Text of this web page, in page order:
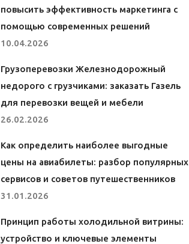
повысить эффективность маркетинга с
помощью современных решений
10.04.2026
Грузоперевозки Железнодорожный
недорого с грузчиками: заказать Газель
для перевозки вещей и мебели
26.02.2026
Как определить наиболее выгодные
цены на авиабилеты: разбор популярных
сервисов и советов путешественников
31.01.2026
Принцип работы холодильной витрины:
устройство и ключевые элементы